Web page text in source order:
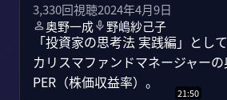
3,330回視聴2024年4月9日
奥野一成
野嶋紗己子
「投資家の思考法 実践編」とし
カリスマファンドマネージャー
PER（株価収益率）。
21:50